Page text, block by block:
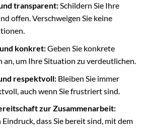
transparent:Schildern Sie Ihre
offen. Verschweigen Sie keine
konkret:Geben Sie konkrete
an, um Ihre Situation zu verdeutlichen.
respektvoll:Bleiben Sie immer
auch wenn Sie frustriert sind.
zur Zusammenarbeit:
dass Sie bereit sind, mit dem